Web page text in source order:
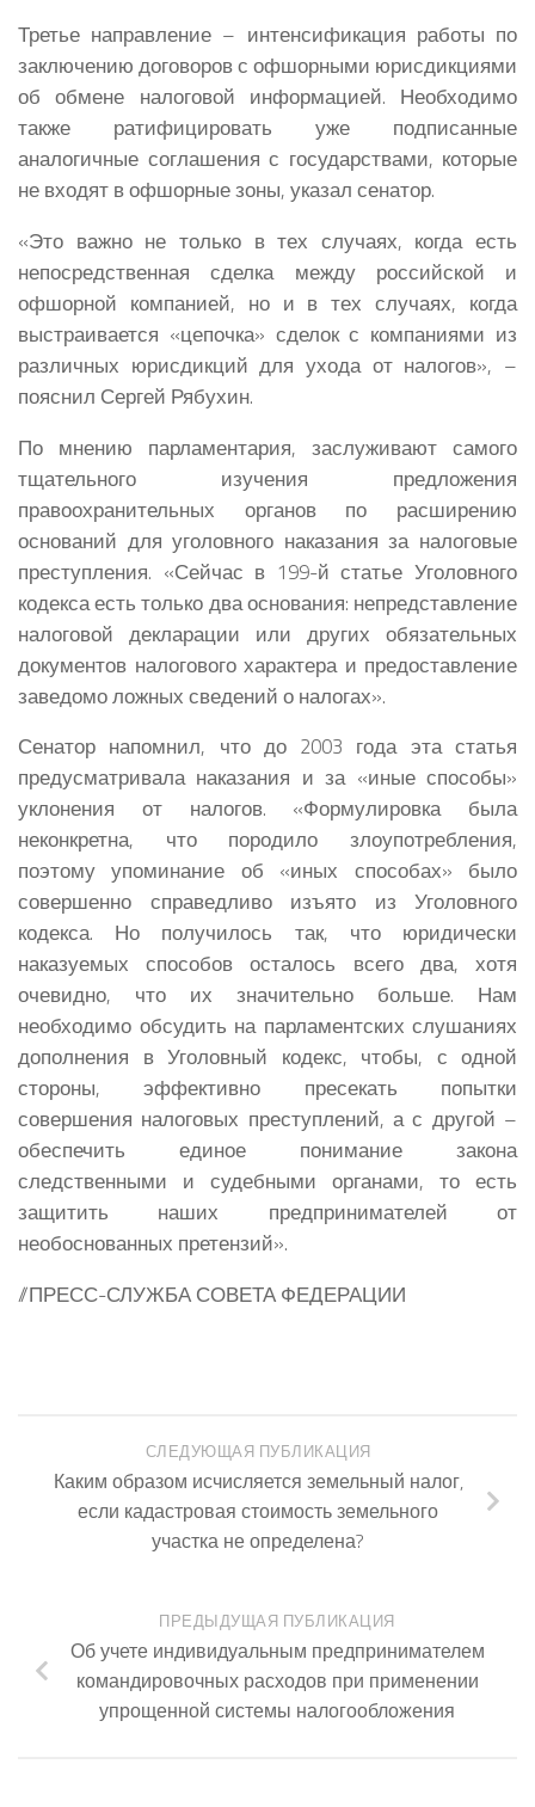
Третье направление – интенсификация работы по
заключению договоров с офшорными юрисдикциями
об обмене налоговой информацией. Необходимо
также ратифицировать уже подписанные
аналогичные соглашения с государствами, которые
не входят в офшорные зоны, указал сенатор.
«Это важно не только в тех случаях, когда есть
непосредственная сделка между российской и
офшорной компанией, но и в тех случаях, когда
выстраивается «цепочка» сделок с компаниями из
различных юрисдикций для ухода от налогов», –
пояснил Сергей Рябухин.
По мнению парламентария, заслуживают самого
тщательного изучения предложения
правоохранительных органов по расширению
оснований для уголовного наказания за налоговые
преступления. «Сейчас в 199-й статье Уголовного
кодекса есть только два основания: непредставление
налоговой декларации или других обязательных
документов налогового характера и предоставление
заведомо ложных сведений о налогах».
Сенатор напомнил, что до 2003 года эта статья
предусматривала наказания и за «иные способы»
уклонения от налогов. «Формулировка была
неконкретна, что породило злоупотребления,
поэтому упоминание об «иных способах» было
совершенно справедливо изъято из Уголовного
кодекса. Но получилось так, что юридически
наказуемых способов осталось всего два, хотя
очевидно, что их значительно больше. Нам
необходимо обсудить на парламентских слушаниях
дополнения в Уголовный кодекс, чтобы, с одной
стороны, эффективно пресекать попытки
совершения налоговых преступлений, а с другой –
обеспечить единое понимание закона
следственными и судебными органами, то есть
защитить наших предпринимателей от
необоснованных претензий».
//ПРЕСС-СЛУЖБА СОВЕТА ФЕДЕРАЦИИ
СЛЕДУЮЩАЯ ПУБЛИКАЦИЯ
Каким образом исчисляется земельный налог,
если кадастровая стоимость земельного
участка не определена?
ПРЕДЫДУЩАЯ ПУБЛИКАЦИЯ
Об учете индивидуальным предпринимателем
командировочных расходов при применении
упрощенной системы налогообложения